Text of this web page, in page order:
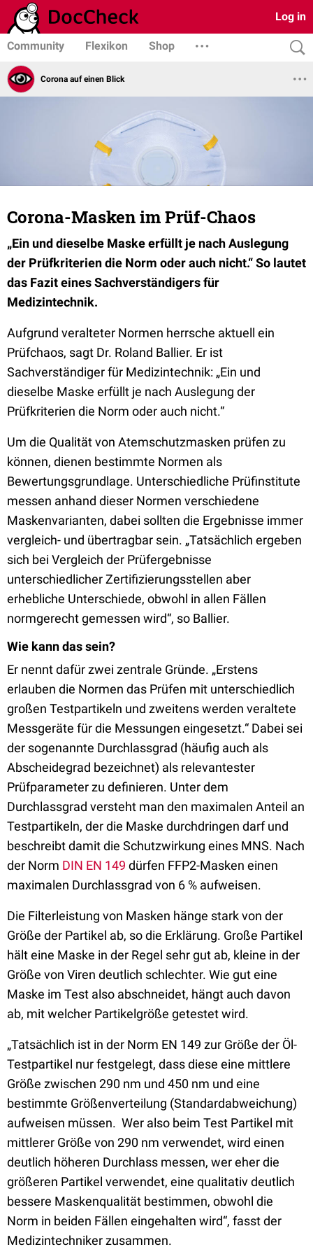
Log in
Community Flexikon Shop
Corona auf einen Blick
Corona-Masken im Prüf-Chaos
„Ein und dieselbe Maske erfüllt je nach Auslegung
der Prüfkriterien die Norm oder auch nicht.“ So lautet
das Fazit eines Sachverständigers für
Medizintechnik.
Aufgrund veralteter Normen herrsche aktuell ein
Prüfchaos, sagt Dr. Roland Ballier. Er ist
Sachverständiger für Medizintechnik: „Ein und
dieselbe Maske erfüllt je nach Auslegung der
Prüfkriterien die Norm oder auch nicht.“
Um die Qualität von Atemschutzmasken prüfen zu
können, dienen bestimmte Normen als
Bewertungsgrundlage. Unterschiedliche Prüfinstitute
messen anhand dieser Normen verschiedene
Maskenvarianten, dabei sollten die Ergebnisse immer
vergleich- und übertragbar sein. „Tatsächlich ergeben
sich bei Vergleich der Prüfergebnisse
unterschiedlicher Zertifizierungsstellen aber
erhebliche Unterschiede, obwohl in allen Fällen
normgerecht gemessen wird“, so Ballier.
Wie kann das sein?
Er nennt dafür zwei zentrale Gründe. „Erstens
erlauben die Normen das Prüfen mit unterschiedlich
großen Testpartikeln und zweitens werden veraltete
Messgeräte für die Messungen eingesetzt.“ Dabei sei
der sogenannte Durchlassgrad (häufig auch als
Abscheidegrad bezeichnet) als relevantester
Prüfparameter zu definieren. Unter dem
Durchlassgrad versteht man den maximalen Anteil an
Testpartikeln, der die Maske durchdringen darf und
beschreibt damit die Schutzwirkung eines MNS. Nach
der Norm DIN EN 149 dürfen FFP2-Masken einen
maximalen Durchlassgrad von 6 % aufweisen.
Die Filterleistung von Masken hänge stark von der
Größe der Partikel ab, so die Erklärung. Große Partikel
hält eine Maske in der Regel sehr gut ab, kleine in der
Größe von Viren deutlich schlechter. Wie gut eine
Maske im Test also abschneidet, hängt auch davon
ab, mit welcher Partikelgröße getestet wird.
„Tatsächlich ist in der Norm EN 149 zur Größe der Öl-
Testpartikel nur festgelegt, dass diese eine mittlere
Größe zwischen 290 nm und 450 nm und eine
bestimmte Größenverteilung (Standardabweichung)
aufweisen müssen. Wer also beim Test Partikel mit
mittlerer Größe von 290 nm verwendet, wird einen
deutlich höheren Durchlass messen, wer eher die
größeren Partikel verwendet, eine qualitativ deutlich
bessere Maskenqualität bestimmen, obwohl die
Norm in beiden Fällen eingehalten wird“, fasst der
Medizintechniker zusammen.